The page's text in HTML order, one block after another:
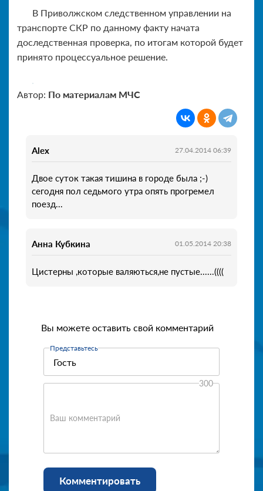
В Приволжском следственном управлении на
транспорте СКР по данному факту начата
доследственная проверка, по итогам которой будет
принято процессуальное решение.
Автор: По материалам МЧС
Alex 27.04.2014 06:39
Двое суток такая тишина в городе была ;-)
сегодня пол седьмого утра опять прогремел
поезд...
Анна Кубкина 01.05.2014 20:38
Цистерны ,которые валяються,не пустые......((((
Вы можете оставить свой комментарий
Представьтесь
Ваш комментарий
300
Комментировать